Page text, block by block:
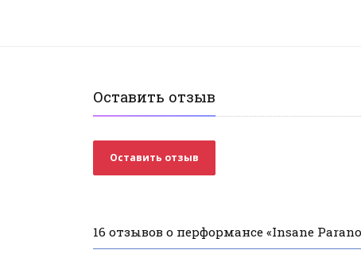
Оставить отзыв
Оставить отзыв
16 отзывов о перформансе «Insane